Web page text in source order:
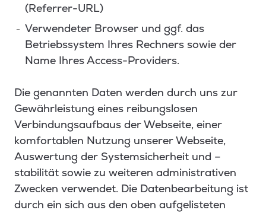
(Referrer-URL)
Verwendeter Browser und ggf. das
Betriebssystem Ihres Rechners sowie der
Name Ihres Access-Providers.
Die genannten Daten werden durch uns zur
Gewährleistung eines reibungslosen
Verbindungsaufbaus der Webseite, einer
komfortablen Nutzung unserer Webseite,
Auswertung der Systemsicherheit und –
stabilität sowie zu weiteren administrativen
Zwecken verwendet. Die Datenbearbeitung ist
durch ein sich aus den oben aufgelisteten